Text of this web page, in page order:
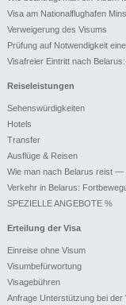
Visa am Nationalflughafen
Verweigerung des Visums
Prüfung auf Notwendigkeit
Visafreier Eintritt nach
Reiseleistungen
Sehenswürdigkeiten
Hotels
Transfer
Ausflüge & Reisen
Wie man nach Belarus reist —
Verkehr in Belarus:
SPEZIELLE ANGEBOTE %
Erteilung der Visa
Einreise ohne Visum
Visumbefürwortung
Visagebühren
Anfrage Unterstützung bei der